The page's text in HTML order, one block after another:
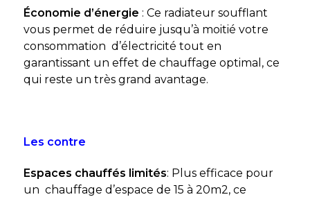
Économie d’énergie : Ce radiateur soufflant
vous permet de réduire jusqu’à moitié votre
consommation d’électricité tout en
garantissant un effet de chauffage optimal, ce
qui reste un très grand avantage.
Les contre
Espaces chauffés limités: Plus efficace pour
un chauffage d’espace de 15 à 20m2, ce